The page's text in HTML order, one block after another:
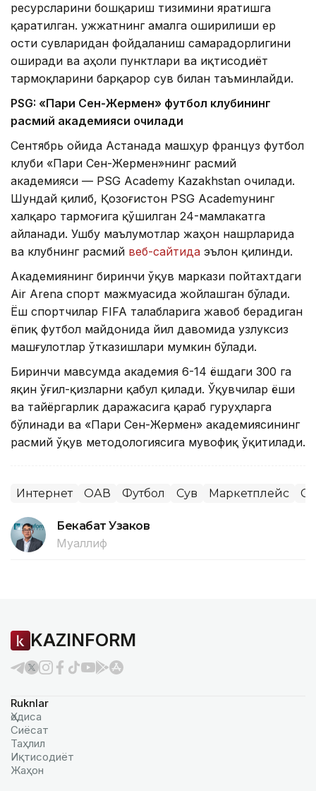
ресурсларини бошқариш тизимини яратишга
қаратилган. Ҳужжатнинг амалга оширилиши ер
ости сувларидан фойдаланиш самарадорлигини
оширади ва аҳоли пунктлари ва иқтисодиёт
тармоқларини барқарор сув билан таъминлайди.
PSG: «Пари Сен-Жермен» футбол клубининг
расмий академияси очилади
Сентябрь ойида Астанада машҳур француз футбол
клуби «Пари Сен-Жермен»нинг расмий
академияси — PSG Academy Kazakhstan очилади.
Шундай қилиб, Қозоғистон PSG Academyнинг
халқаро тармоғига қўшилган 24-мамлакатга
айланади. Ушбу маълумотлар жаҳон нашрларида
ва клубнинг расмий веб-сайтида эълон қилинди.
Академиянинг биринчи ўқув маркази пойтахтдаги
Air Arena спорт мажмуасида жойлашган бўлади.
Ёш спортчилар FIFA талабларига жавоб берадиган
ёпиқ футбол майдонида йил давомида узлуксиз
машғулотлар ўтказишлари мумкин бўлади.
Биринчи мавсумда академия 6-14 ёшдаги 300 га
яқин ўғил-қизларни қабул қилади. Ўқувчилар ёши
ва тайёргарлик даражасига қараб гуруҳларга
бўлинади ва «Пари Сен-Жермен» академиясининг
расмий ўқув методологиясига мувофиқ ўқитилади.
Интернет ОАВ Футбол Сув Маркетплейс
Бекабат Узаков
Муаллиф
KAZINFORM
Ruknlar
Ҳодиса
Сиёсат
Таҳлил
Иқтисодиёт
Жаҳон